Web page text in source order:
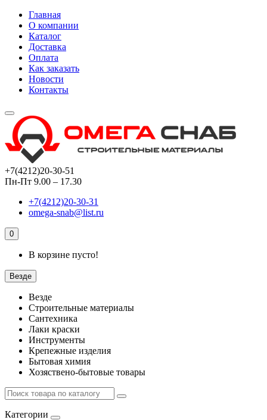
Главная
О компании
Каталог
Доставка
Оплата
Как заказать
Новости
Контакты
+7(4212)20-30-51
Пн-Пт 9.00 – 17.30
+7(4212)20-30-31
omega-snab@list.ru
0
В корзине пусто!
Везде
Везде
Строительные материалы
Сантехника
Лаки краски
Инструменты
Крепежные изделия
Бытовая химия
Хозяствено-бытовые товары
Категории